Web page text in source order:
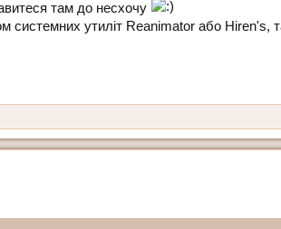
там до несхочу
утиліт Reanimator або Hiren's,